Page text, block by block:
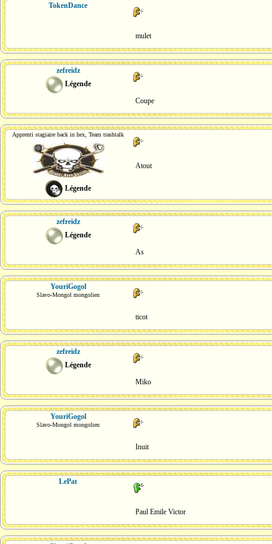
TokenDance
mulet
zefreidz
Légende
Coupe
Apprenti stagiaire back in hex, Team trashtalk
Légende
Atout
zefreidz
Légende
As
YouriGogol
Slavo-Mongol mongolien
ticot
zefreidz
Légende
Miko
YouriGogol
Slavo-Mongol mongolien
Inuit
LePat
Paul Emile Victor